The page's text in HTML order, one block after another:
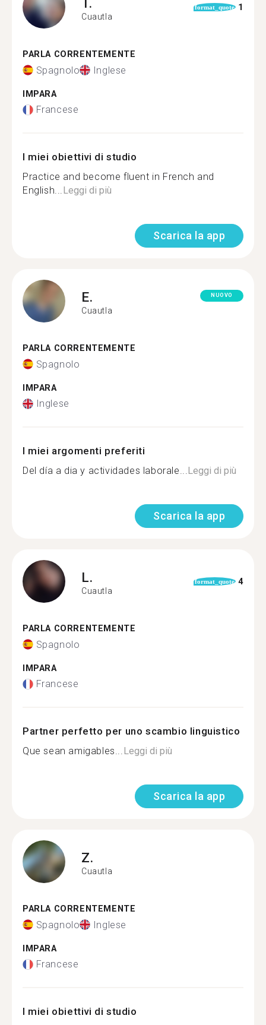
Cuautla
format_quote 1
PARLA CORRENTEMENTE
Spagnolo Inglese
IMPARA
Francese
I miei obiettivi di studio
Practice and become fluent in French and
English...Leggi di più
Scarica la app
E.
Cuautla
NUOVO
PARLA CORRENTEMENTE
Spagnolo
IMPARA
Inglese
I miei argomenti preferiti
Del día a dia y actividades laborale...Leggi di più
Scarica la app
L.
Cuautla
format_quote 4
PARLA CORRENTEMENTE
Spagnolo
IMPARA
Francese
Partner perfetto per uno scambio linguistico
Que sean amigables...Leggi di più
Scarica la app
Z.
Cuautla
PARLA CORRENTEMENTE
Spagnolo Inglese
IMPARA
Francese
I miei obiettivi di studio